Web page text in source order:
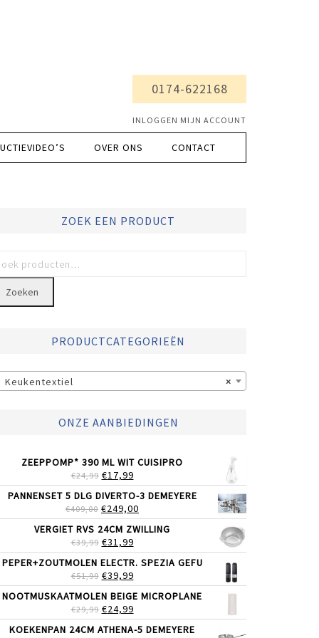
0174-622168
INLOGGEN MIJN ACCOUNT
OVER ONS CONTACT
ZOEK EEN PRODUCT
Zoeken
PRODUCTCATEGORIEËN
×
Keukentextiel
ONZE AANBIEDINGEN
ZEEPPOMP* 390 ML WIT CUISIPRO
€24,99 OORSPRONKELIJKE
PRIJS
WAS:
€24,99.
€17,99HUIDIGE
PRIJS
IS:
€17,99.
PANNENSET 5 DLG DIVERTO-3 DEMEYERE
€409,00 OORSPRONKELIJKE
PRIJS
WAS:
€409,00.
€249,00
PRIJS
IS:
VERGIET RVS 24CM ZWILLING
€39,99 OORSPRONKELIJKE
PRIJS
WAS:
€39,99.
€31,99HUIDIGE
PRIJS
IS:
€31,99.
PEPER+ZOUTMOLEN ELECTR. SPEZIA GEFU
€51,99 OORSPRONKELIJKE
PRIJS
WAS:
€51,99.
€39,99HUIDIGE
PRIJS
IS:
€39,99.
NOOTMUSKAATMOLEN BEIGE MICROPLANE
€29,99 OORSPRONKELIJKE
PRIJS
WAS:
€24,99HUIDIGE
PRIJS
IS:
KOEKENPAN 24CM ATHENA-5 DEMEYERE